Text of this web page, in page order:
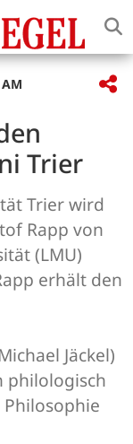
Trier
Trier wird
Rapp von
(LMU)
erhält den
Jäckel)
philologisch